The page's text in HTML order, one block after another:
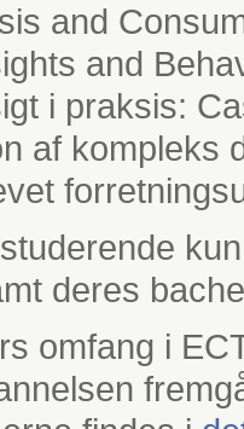
and
and
i praksis:
af kompleks
deres
omfang i